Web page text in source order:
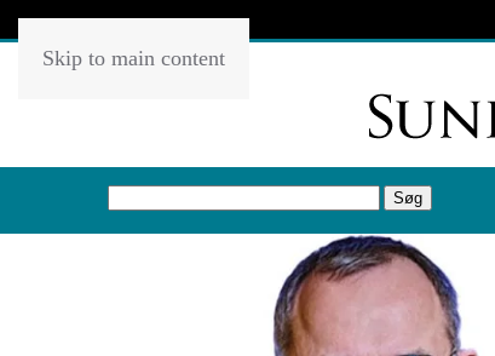
Skip to main content